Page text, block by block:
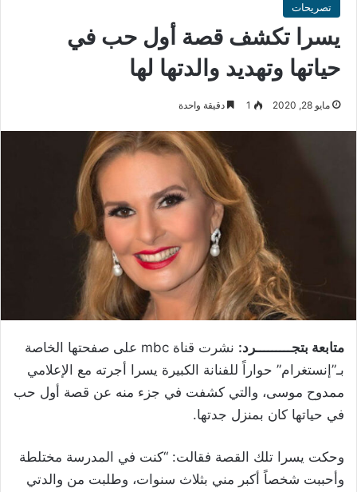
تصريحات
يسرا تكشف قصة أول حب في
حياتها وتهديد والدتها لها
مايو 28, 2020 1 دقيقة واحدة
متابعة بتجـــــــــرد:
نشرت قناة mbc على صفحتها الخاصة
بـ”إنستغرام” حواراً للفنانة الكبيرة يسرا أجرته مع الإعلامي
ممدوح موسى، والتي كشفت في جزء منه عن قصة أول حب
في حياتها كان بمنزل جدتها.
وحكت يسرا تلك القصة فقالت: “كنت في المدرسة مختلطة
وأحببت شخصاً أكبر مني بثلاث سنوات، وطلبت من والدتي